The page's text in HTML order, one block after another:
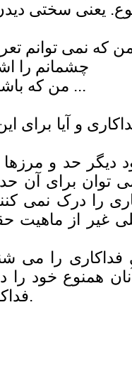
که نمی توانم
چشمانم را
من که باشم که فداکاری را تعریف کنم ...
و آیا برای
دیگر حد و
برای آن
را درک نمی
غیر از ماهیت
فداکاری را می
همنوع خود را
فداکاری هم برای آنان گواراست.